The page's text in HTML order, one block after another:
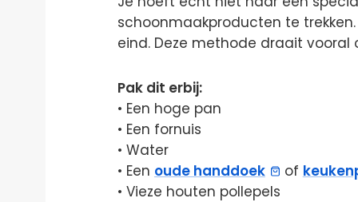
schoonmaakproducten te
eind. Deze methode draait
Pak dit erbij:
• Een hoge pan
• Een fornuis
• Water
• Een oude handdoek of
• Vieze houten pollepels